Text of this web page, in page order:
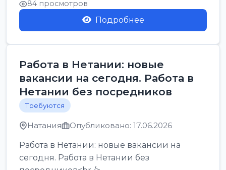
84 просмотров
Подробнее
Работа в Нетании: новые
вакансии на сегодня. Работа в
Нетании без посредников
Требуются
Натания Опубликовано: 17.06.2026
Работа в Нетании: новые вакансии на
сегодня. Работа в Нетании без